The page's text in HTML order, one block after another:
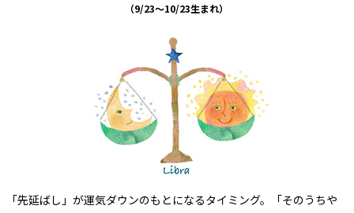
（9/23～10/23生まれ）
「先延ばし」が運気ダウンのもとになるタイミング。「そのうちや